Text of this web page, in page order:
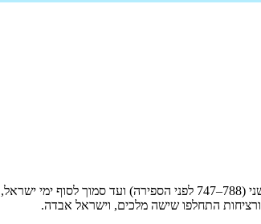
התחלפו שישה מלכים, וישראל אבדה.